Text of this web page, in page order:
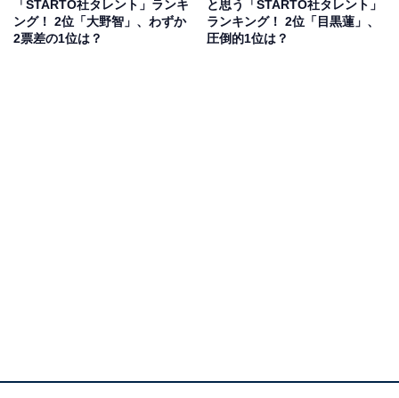
が可愛いから180cmあるようには見えない」（30代女性
／茨城県）、「大きいとは思っていたが自分より大きい
「STARTO社タレント」ランキ
ング！ 2位「大野智」、わずか
2票差の1位は？
と思う「STARTO社タレント」
ランキング！ 2位「目黒蓮」、
圧倒的1位は？